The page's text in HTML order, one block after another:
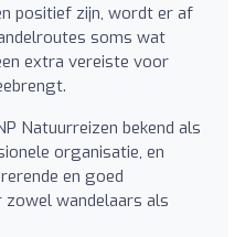
positief zijn, wordt er af
soms wat
extra vereiste voor
Natuurreizen bekend als
organisatie, en
en goed
wandelaars als